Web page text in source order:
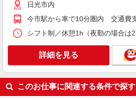
キープ
日光市*デイでの生活
につけて長く働く♪
時給1500円〜2150
日光市内
今市駅から車で10分圏内 交通費
シフト制／休憩1h（夜勤の場合
詳細を見る
このお仕事に関連する条件で探す